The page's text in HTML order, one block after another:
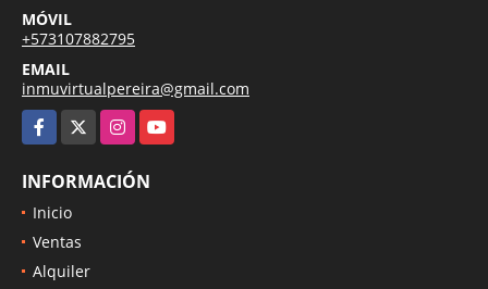
MÓVIL
+573107882795
EMAIL
inmuvirtualpereira@gmail.com
Facebook
InstagramYouTube
INFORMACIÓN
Inicio
Ventas
Alquiler